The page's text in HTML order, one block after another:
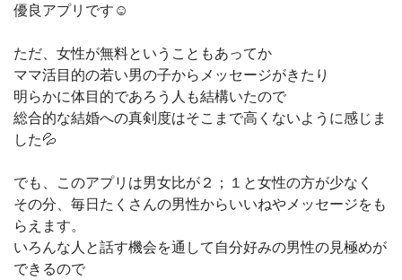
優良アプリです☺️
ただ、女性が無料ということもあってか
ママ活目的の若い男の子からメッセージがきたり
明らかに体目的であろう人も結構いたので
総合的な結婚への真剣度はそこまで高くないように感じま
した💦
でも、このアプリは男女比が２；１と女性の方が少なく
その分、毎日たくさんの男性からいいねやメッセージをも
らえます。
いろんな人と話す機会を通して自分好みの男性の見極めが
できるので